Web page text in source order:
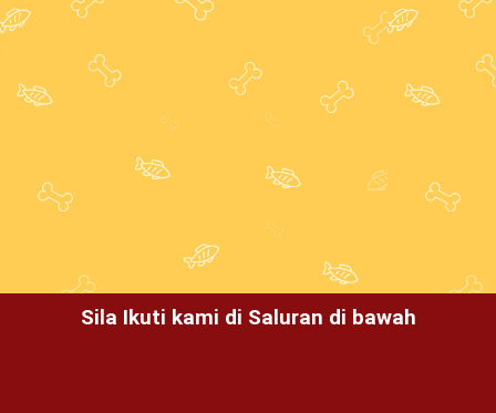
Sila Ikuti kami di Saluran di bawah